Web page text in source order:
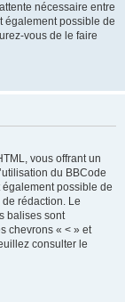
nécessaire entre
également possible de
vous de le faire
vous offrant un
du BBCode
possible de
rédaction. Le
balises sont
chevrons « < » et
consulter le